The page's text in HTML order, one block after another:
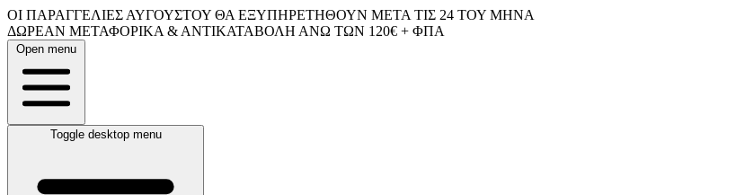
ΟΙ ΠΑΡΑΓΓΕΛΙΕΣ ΑΥΓΟΥΣΤΟΥ ΘΑ ΕΞΥΠΗΡΕΤΗΘΟΥΝ ΜΕΤΑ ΤΙΣ 24 ΤΟΥ ΜΗΝΑ
ΔΩΡΕΑΝ ΜΕΤΑΦΟΡΙΚΑ & ΑΝΤΙΚΑΤΑΒΟΛΗ ΑΝΩ ΤΩΝ 120€ + ΦΠΑ
Open menu
Toggle desktop menu